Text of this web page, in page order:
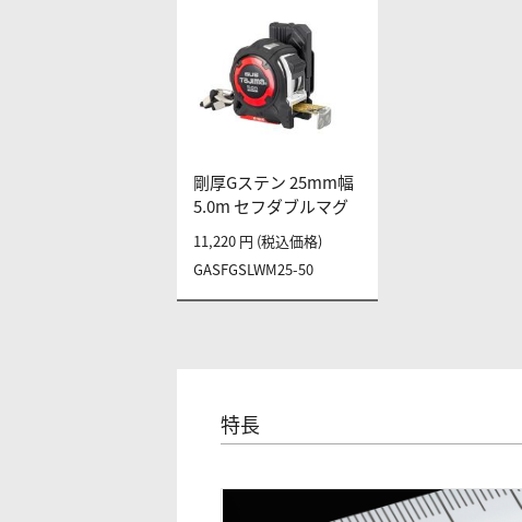
剛厚Gステン 25mm幅
5.0m セフダブルマグ
GASFGSLWM25-50
11,220 円 (税込価格)
特長